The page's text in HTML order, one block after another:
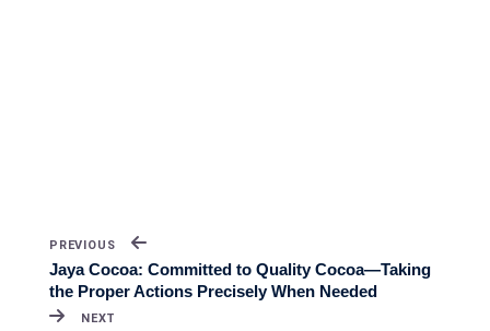
PREVIOUS
Jaya Cocoa: Committed to Quality Cocoa—Taking
the Proper Actions Precisely When Needed
NEXT